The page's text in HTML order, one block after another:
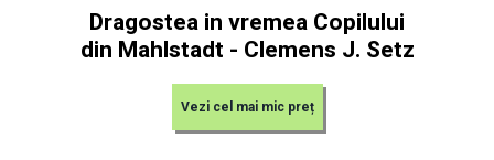
Dragostea in vremea Copilului
din Mahlstadt - Clemens J. Setz
Vezi cel mai mic preț